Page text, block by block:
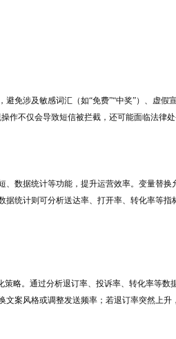
免涉及敏感词汇（如“免费”“中奖”）、虚
作不仅会导致短信被拦截，还可能面临法律
、数据统计等功能，提升运营效率。变量替
据统计则可分析送达率、打开率、转化率等
策略。通过分析退订率、投诉率、转化率等
文案风格或调整发送频率；若退订率突然上